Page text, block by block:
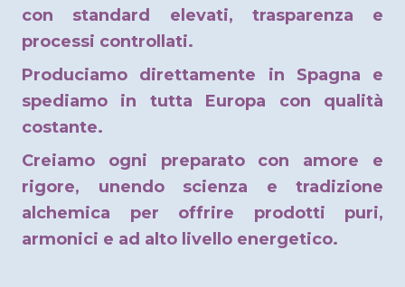
con standard elevati, trasparenza e
processi controllati.
Produciamo direttamente in Spagna e
spediamo in tutta Europa con qualità
costante.
Creiamo ogni preparato con amore e
rigore, unendo scienza e tradizione
alchemica per offrire prodotti puri,
armonici e ad alto livello energetico.